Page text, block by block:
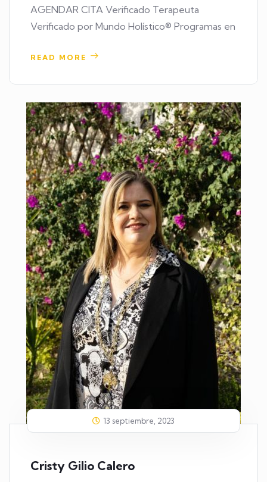
AGENDAR CITA Verificado Terapeuta
Verificado por Mundo Holístico® Programas en
READ MORE
13 septiembre, 2023
Cristy Gilio Calero